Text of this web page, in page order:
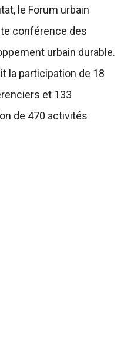
le Forum urbain
conférence des
urbain durable.
la participation de 18
et 133
de 470 activités